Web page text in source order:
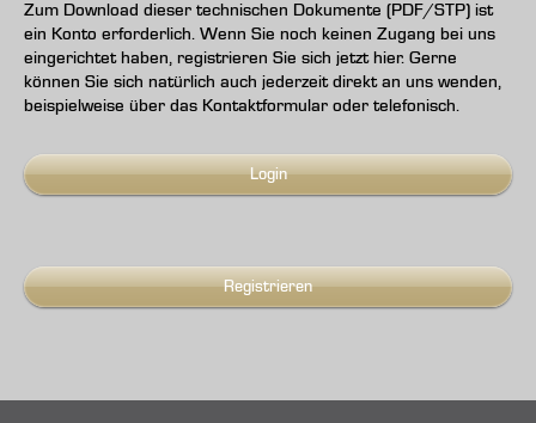
Zum Download dieser technischen Dokumente (PDF/STP) ist
ein Konto erforderlich. Wenn Sie noch keinen Zugang bei uns
eingerichtet haben, registrieren Sie sich jetzt hier. Gerne
können Sie sich natürlich auch jederzeit direkt an uns wenden,
beispielweise über das Kontaktformular oder telefonisch.
Login
Registrieren